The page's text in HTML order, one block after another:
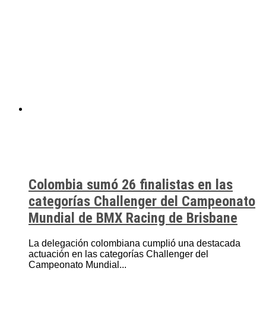
Colombia sumó 26 finalistas en las
categorías Challenger del Campeonato
Mundial de BMX Racing de Brisbane
La delegación colombiana cumplió una destacada
actuación en las categorías Challenger del
Campeonato Mundial...